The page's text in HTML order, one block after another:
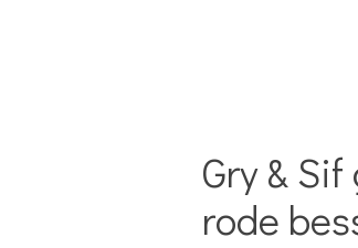
Gry &
rode